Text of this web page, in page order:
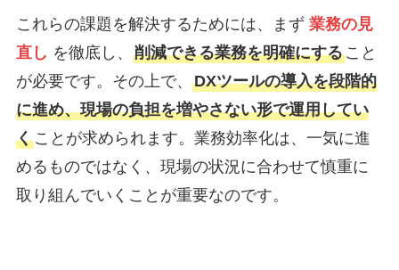
これらの課題を解決するためには、まず 業務の見
直し を徹底し、 削減できる業務を明確にすること
が必要です。その上で、 DXツールの導入を段階的
に進め、現場の負担を増やさない形で運用してい
くことが求められます。業務効率化は、一気に進
めるものではなく、現場の状況に合わせて慎重に
取り組んでいくことが重要なのです。